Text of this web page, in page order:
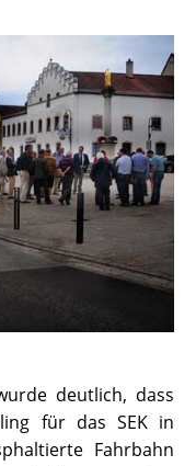
deutlich, dass
für das SEK in
Fahrbahn